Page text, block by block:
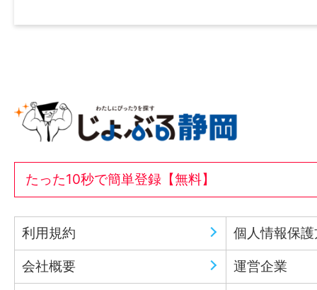
たった10秒で簡単登録【無料】
利用規約 個人情報保
会社概要 運営企業